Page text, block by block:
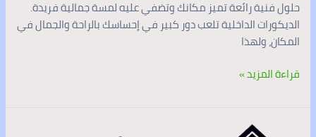
حلول فنية رائعة تميز مكانك وتضفي عليه لمسة جمالية فريدة.
الديكورات الداخلية تلعب دور كبير في إحساسك بالراحة والجمال في
المكان، ولهذا
قراءة المزيد »